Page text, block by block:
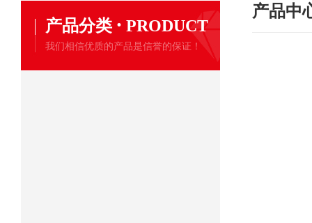
产品分类 · PRODUCT
我们相信优质的产品是信誉的保证！
产品中